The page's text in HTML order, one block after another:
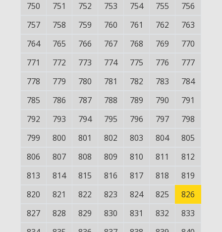
750
751 752 753 754 755
756
757
758 759 760 761 762
763
764
765 766 767 768 769
770
771
772 773 774 775 776
777
778
779 780 781 782 783
784
785
786 787 788 789 790
791
792
793 794 795 796 797
798
799
800 801 802 803 804
805
806
807 808 809 810 811
812
813
814 815 816 817 818
819
820
821 822 823 824 825
826
827
828 829 830 831 832
833